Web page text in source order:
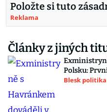
Položte si tuto
Reklama
Články z jiných
Polsku:
Blesk politika